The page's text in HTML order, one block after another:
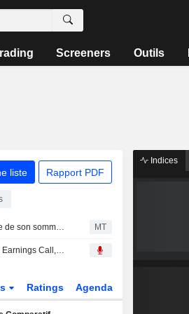
Screeners Outils
liste Rapport PDF
Clôture du TSX : l'indice recule de son sommet historique, le repli de la technologie éclipsant la progression de l'énergie portée par le pétrole MT
Transcript : BCE Inc., Q2 2026 Earnings Call, Aug 06, 2026
Ratings Agenda
Indices